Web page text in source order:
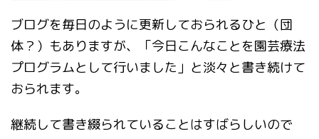
ブログを毎日のように更新しておられるひと（団
体？）もありますが、「今日こんなことを園芸療法
プログラムとして行いました」と淡々と書き続けて
おられます。
継続して書き綴られていることはすばらしいので